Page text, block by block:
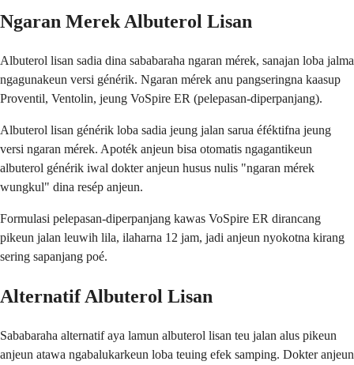
Ngaran Merek Albuterol Lisan
Albuterol lisan sadia dina sababaraha ngaran mérek, sanajan loba jalma
ngagunakeun versi générik. Ngaran mérek anu pangseringna kaasup
Proventil, Ventolin, jeung VoSpire ER (pelepasan-diperpanjang).
Albuterol lisan générik loba sadia jeung jalan sarua éféktifna jeung
versi ngaran mérek. Apoték anjeun bisa otomatis ngagantikeun
albuterol générik iwal dokter anjeun husus nulis "ngaran mérek
wungkul" dina resép anjeun.
Formulasi pelepasan-diperpanjang kawas VoSpire ER dirancang
pikeun jalan leuwih lila, ilaharna 12 jam, jadi anjeun nyokotna kirang
sering sapanjang poé.
Alternatif Albuterol Lisan
Sababaraha alternatif aya lamun albuterol lisan teu jalan alus pikeun
anjeun atawa ngabalukarkeun loba teuing efek samping. Dokter anjeun